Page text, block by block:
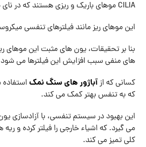
CILIA موهای باریک و ریزی هستند که در نای می روند.
این موهای ریز مانند فیلترهای تنفسی
بنا بر تحقیقات، یون های مثبت این موهای
های منفی سبب افزایش این فیلترها می
کسانی که ازآباژور های سنگ نمک استفاده
که به تنفس بهتر کمک می کند.
این بهبود در سیستم تنفسی، با آزادسازی
می گیرد. که اشیاء خارجی را فیلتر کرده و
کلی تمیز می کند.